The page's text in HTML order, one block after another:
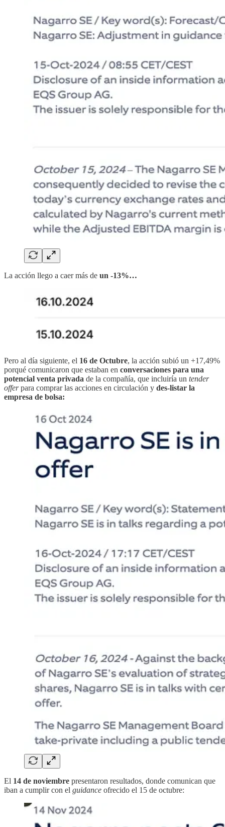
La acción llego a caer más de un -13%…
Pero al día siguiente, el 16 de Octubre, la acción subió un +17,49%
porqué comunicaron que estaban en conversaciones para una
potencial venta privada de la compañía, que incluiría un tender
offerpara comprar las acciones en circulación y des-listar la
empresa de bolsa:
El 14 de noviembre presentaron resultados, donde comunican que
iban a cumplir con el guidance ofrecido el 15 de octubre: